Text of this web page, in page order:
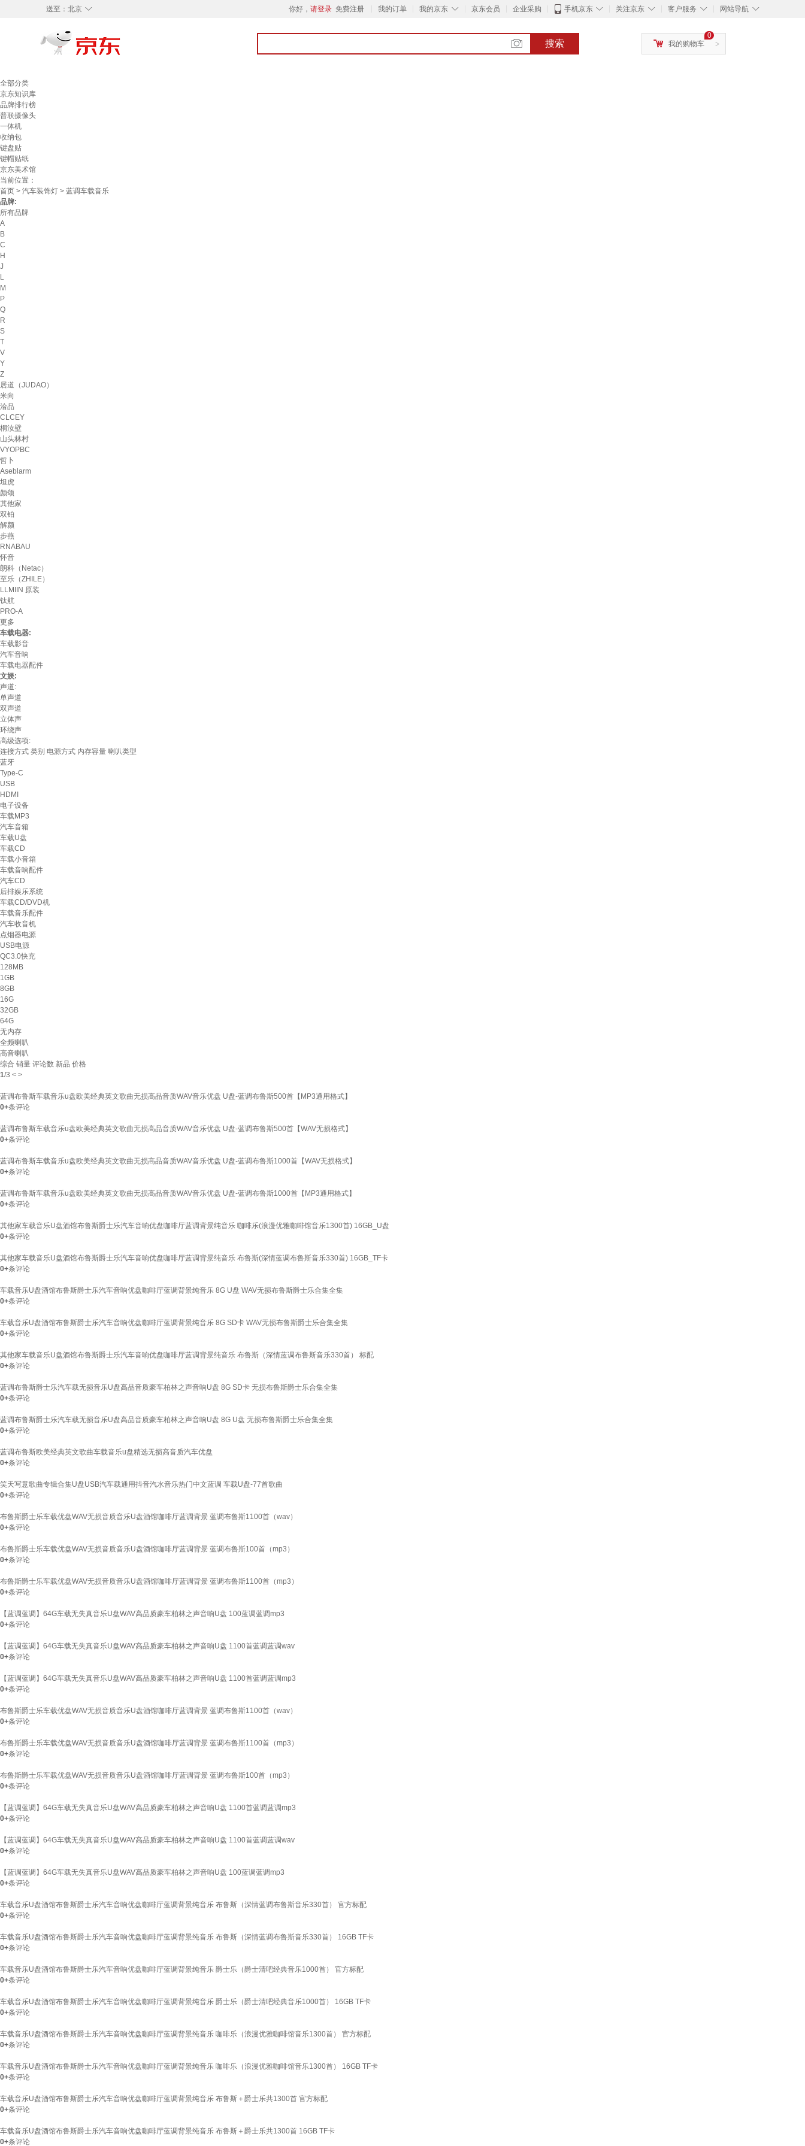
◇
送至： 北京 你好， 请登录 免费注册 我的订单 ◇
我的京东 京东会员 企业采购 ◇
手机京东 ◇
关注京东 ◇
客户服务 ◇
网站导航
搜索 >
0
我的购物车
全部分类
京东知识库
品牌排行榜
普联摄像头
一体机
收纳包
键盘贴
键帽贴纸
京东美术馆
当前位置：
首页 > 汽车装饰灯 > 蓝调车载音乐
品牌:
所有品牌
A
B
C
H
J
L
M
P
Q
R
S
T
V
Y
Z
居道（JUDAO）
米向
洽品
CLCEY
桐汝壁
山头林村
VYOPBC
哲卜
Aseblarm
坦虎
颜颂
其他家
双铂
解颜
步燕
RNABAU
怀音
朗科（Netac）
至乐（ZHILE）
LLMIIN 原装
钛航
PRO-A
更多
车载电器:
车载影音
汽车音响
车载电器配件
文娱:
声道:
单声道
双声道
立体声
环绕声
高级选项:
连接方式 类别 电源方式 内存容量 喇叭类型
蓝牙
Type-C
USB
HDMI
电子设备
车载MP3
汽车音箱
车载U盘
车载CD
车载小音箱
车载音响配件
汽车CD
后排娱乐系统
车载CD/DVD机
车载音乐配件
汽车收音机
点烟器电源
USB电源
QC3.0快充
128MB
1GB
8GB
16G
32GB
64G
无内存
全频喇叭
高音喇叭
综合 销量 评论数 新品 价格
1/3 < >
蓝调布鲁斯车载音乐u盘欧美经典英文歌曲无损高品音质WAV音乐优盘 U盘-蓝调布鲁斯500首【MP3通用格式】
0+条评论
蓝调布鲁斯车载音乐u盘欧美经典英文歌曲无损高品音质WAV音乐优盘 U盘-蓝调布鲁斯500首【WAV无损格式】
0+条评论
蓝调布鲁斯车载音乐u盘欧美经典英文歌曲无损高品音质WAV音乐优盘 U盘-蓝调布鲁斯1000首【WAV无损格式】
0+条评论
蓝调布鲁斯车载音乐u盘欧美经典英文歌曲无损高品音质WAV音乐优盘 U盘-蓝调布鲁斯1000首【MP3通用格式】
0+条评论
其他家车载音乐U盘酒馆布鲁斯爵士乐汽车音响优盘咖啡厅蓝调背景纯音乐 咖啡乐(浪漫优雅咖啡馆音乐1300首) 16GB_U盘
0+条评论
其他家车载音乐U盘酒馆布鲁斯爵士乐汽车音响优盘咖啡厅蓝调背景纯音乐 布鲁斯(深情蓝调布鲁斯音乐330首) 16GB_TF卡
0+条评论
车载音乐U盘酒馆布鲁斯爵士乐汽车音响优盘咖啡厅蓝调背景纯音乐 8G U盘 WAV无损布鲁斯爵士乐合集全集
0+条评论
车载音乐U盘酒馆布鲁斯爵士乐汽车音响优盘咖啡厅蓝调背景纯音乐 8G SD卡 WAV无损布鲁斯爵士乐合集全集
0+条评论
其他家车载音乐U盘酒馆布鲁斯爵士乐汽车音响优盘咖啡厅蓝调背景纯音乐 布鲁斯（深情蓝调布鲁斯音乐330首） 标配
0+条评论
蓝调布鲁斯爵士乐汽车载无损音乐U盘高品音质豪车柏林之声音响U盘 8G SD卡 无损布鲁斯爵士乐合集全集
0+条评论
蓝调布鲁斯爵士乐汽车载无损音乐U盘高品音质豪车柏林之声音响U盘 8G U盘 无损布鲁斯爵士乐合集全集
0+条评论
蓝调布鲁斯欧美经典英文歌曲车载音乐u盘精选无损高音质汽车优盘
0+条评论
笑天写意歌曲专辑合集U盘USB汽车载通用抖音汽水音乐热门中文蓝调 车载U盘-77首歌曲
0+条评论
布鲁斯爵士乐车载优盘WAV无损音质音乐U盘酒馆咖啡厅蓝调背景 蓝调布鲁斯1100首（wav）
0+条评论
布鲁斯爵士乐车载优盘WAV无损音质音乐U盘酒馆咖啡厅蓝调背景 蓝调布鲁斯100首（mp3）
0+条评论
布鲁斯爵士乐车载优盘WAV无损音质音乐U盘酒馆咖啡厅蓝调背景 蓝调布鲁斯1100首（mp3）
0+条评论
【蓝调蓝调】64G车载无失真音乐U盘WAV高品质豪车柏林之声音响U盘 100蓝调蓝调mp3
0+条评论
【蓝调蓝调】64G车载无失真音乐U盘WAV高品质豪车柏林之声音响U盘 1100首蓝调蓝调wav
0+条评论
【蓝调蓝调】64G车载无失真音乐U盘WAV高品质豪车柏林之声音响U盘 1100首蓝调蓝调mp3
0+条评论
布鲁斯爵士乐车载优盘WAV无损音质音乐U盘酒馆咖啡厅蓝调背景 蓝调布鲁斯1100首（wav）
0+条评论
布鲁斯爵士乐车载优盘WAV无损音质音乐U盘酒馆咖啡厅蓝调背景 蓝调布鲁斯1100首（mp3）
0+条评论
布鲁斯爵士乐车载优盘WAV无损音质音乐U盘酒馆咖啡厅蓝调背景 蓝调布鲁斯100首（mp3）
0+条评论
【蓝调蓝调】64G车载无失真音乐U盘WAV高品质豪车柏林之声音响U盘 1100首蓝调蓝调mp3
0+条评论
【蓝调蓝调】64G车载无失真音乐U盘WAV高品质豪车柏林之声音响U盘 1100首蓝调蓝调wav
0+条评论
【蓝调蓝调】64G车载无失真音乐U盘WAV高品质豪车柏林之声音响U盘 100蓝调蓝调mp3
0+条评论
车载音乐U盘酒馆布鲁斯爵士乐汽车音响优盘咖啡厅蓝调背景纯音乐 布鲁斯（深情蓝调布鲁斯音乐330首） 官方标配
0+条评论
车载音乐U盘酒馆布鲁斯爵士乐汽车音响优盘咖啡厅蓝调背景纯音乐 布鲁斯（深情蓝调布鲁斯音乐330首） 16GB TF卡
0+条评论
车载音乐U盘酒馆布鲁斯爵士乐汽车音响优盘咖啡厅蓝调背景纯音乐 爵士乐（爵士清吧经典音乐1000首） 官方标配
0+条评论
车载音乐U盘酒馆布鲁斯爵士乐汽车音响优盘咖啡厅蓝调背景纯音乐 爵士乐（爵士清吧经典音乐1000首） 16GB TF卡
0+条评论
车载音乐U盘酒馆布鲁斯爵士乐汽车音响优盘咖啡厅蓝调背景纯音乐 咖啡乐（浪漫优雅咖啡馆音乐1300首） 官方标配
0+条评论
车载音乐U盘酒馆布鲁斯爵士乐汽车音响优盘咖啡厅蓝调背景纯音乐 咖啡乐（浪漫优雅咖啡馆音乐1300首） 16GB TF卡
0+条评论
车载音乐U盘酒馆布鲁斯爵士乐汽车音响优盘咖啡厅蓝调背景纯音乐 布鲁斯＋爵士乐共1300首 官方标配
0+条评论
车载音乐U盘酒馆布鲁斯爵士乐汽车音响优盘咖啡厅蓝调背景纯音乐 布鲁斯＋爵士乐共1300首 16GB TF卡
0+条评论